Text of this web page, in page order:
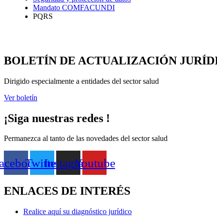
Mandato COMFACUNDI
PQRS
BOLETÍN DE ACTUALIZACIÓN
Dirigido especialmente a entidades del sector salud
Ver boletín
¡Siga nuestras redes !
Permanezca al tanto de las novedades del sector salud
TwitterInstagramYoutube
ENLACES DE INTERÉS
Realice aquí su diagnóstico jurídico